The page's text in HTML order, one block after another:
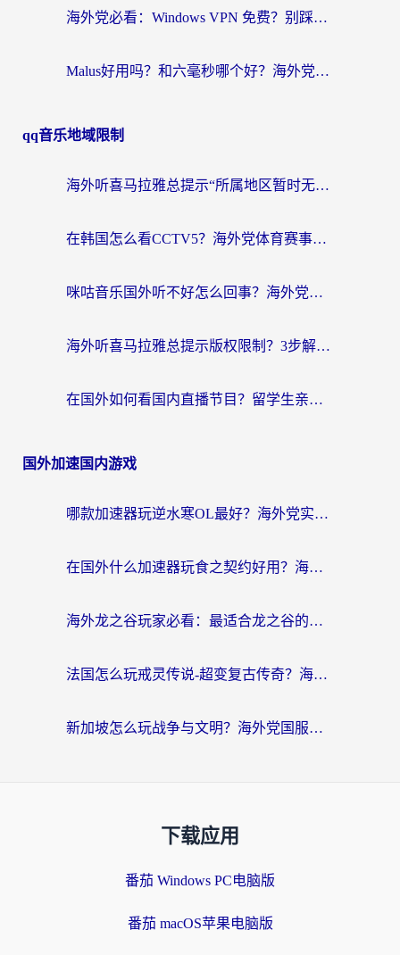
海外党必看：Windows VPN 免费？别踩坑！教你选对好用的国内加速器无缝回国
Malus好用吗？和六毫秒哪个好？海外党选回国加速器的避坑指南
qq音乐地域限制
海外听喜马拉雅总提示“所属地区暂时无版权”？这个限制解除方法亲测有效！
在韩国怎么看CCTV5？海外党体育赛事+中文解说观看终极指南
咪咕音乐国外听不好怎么回事？海外党听歌自由的终极解决方案来了
海外听喜马拉雅总提示版权限制？3步解决+2个音乐平台问题全攻略
在国外如何看国内直播节目？留学生亲测有效的追剧加速指南
国外加速国内游戏
哪款加速器玩逆水寒OL最好？海外党实测后的终极选择指南
在国外什么加速器玩食之契约好用？海外党亲测有效的国服游戏加速指南
海外龙之谷玩家必看：最适合龙之谷的加速器，解决延迟卡顿还能畅玩幻书启示录和梦幻西游？
法国怎么玩戒灵传说-超变复古传奇？海外玩家国服游戏加速终极指南
新加坡怎么玩战争与文明？海外党国服游戏加速器终极避坑指南
下载应用
番茄 Windows PC电脑版
番茄 macOS苹果电脑版